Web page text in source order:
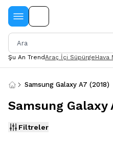
Şu An TrendAraç İçi SüpürgeHava
Samsung Galaxy A7 (2018)
Samsung Galaxy
Filtreler